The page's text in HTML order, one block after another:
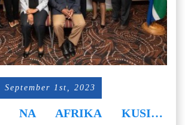
September 1st, 2023
NA AFRIKA KUSINI